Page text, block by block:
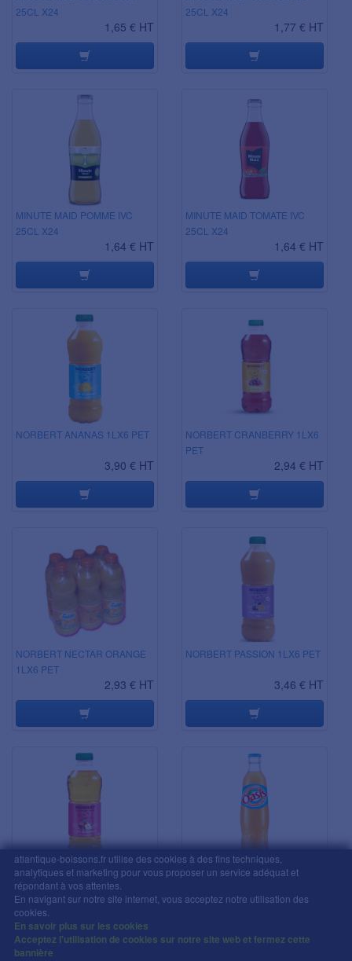
atlantique-boissons.fr utilise des cookies à des fins techniques,
analytiques et marketing pour vous proposer un service adéquat et
répondant à vos attentes.
En navigant sur notre site internet, vous acceptez notre utilisation des
cookies.
En savoir plus sur les cookies
Acceptez l'utilisation de cookies sur notre site web et fermez cette
bannière
25CL X24
1,65 € HT
25CL X24
1,77 € HT
MINUTE MAID POMME IVC
25CL X24
1,64 € HT
MINUTE MAID TOMATE IVC
25CL X24
1,64 € HT
NORBERT ANANAS 1LX6 PET
3,90 € HT
NORBERT CRANBERRY 1LX6
PET
2,94 € HT
NORBERT NECTAR ORANGE
1LX6 PET
2,93 € HT
NORBERT PASSION 1LX6 PET
3,46 € HT
NORBERT POMME ABC 1LX6
PET
2,91 € HT
OASIS TROPICAL VC 25CLX24
1,59 € HT